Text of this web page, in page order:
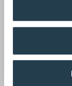
Welche
Ihr Geschäft?
Mandanten
für sie
STEUER